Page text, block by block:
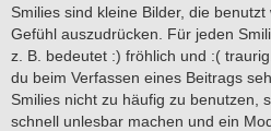
Smilies sind kleine Bilder, die
Gefühl auszudrücken. Für jeden
z. B. bedeutet :) fröhlich und :(
du beim Verfassen eines Beitrags
Smilies nicht zu häufig zu benutzen,
schnell unlesbar machen und ein